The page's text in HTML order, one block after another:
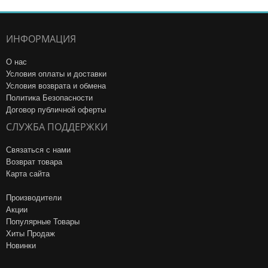
ИНФОРМАЦИЯ
О нас
Условия оплаты и доставки
Условия возврата и обмена
Политика Безопасности
Договор публичной оферты
СЛУЖБА ПОДДЕРЖКИ
Связаться с нами
Возврат товара
Карта сайта
Производители
Акции
Популярные Товары
Хиты Продаж
Новинки